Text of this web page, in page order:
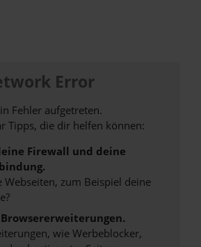
Error
Fehler aufgetreten.
Tipps, die dir helfen können:
Firewall und deine
Webseiten, zum Beispiel deine
wie Werbeblocker,